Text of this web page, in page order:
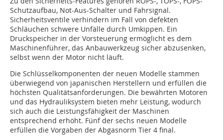
Schutzaufbau, Not-Aus-Schalter und Fahrsignal.
Sicherheitsventile verhindern im Fall von defekten
Schläuchen schwere Unfälle durch Umkippen. Ein
Druckspeicher in der Vorsteuerung ermöglicht es dem
Maschinenführer, das Anbauwerkzeug sicher abzusenken,
selbst wenn der Motor nicht läuft.
Die Schlüsselkomponenten der neuen Modelle stammen
überwiegend von japanischen Herstellern und erfüllen die
höchsten Qualitätsanforderungen. Die bewährten Motoren
und das Hydrauliksystem bieten mehr Leistung, wodurch
sich auch die Leistungsfähigkeit der Maschinen
entsprechend erhöht. Fünf der sechs neuen Modelle
erfüllen die Vorgaben der Abgasnorm Tier 4 final.